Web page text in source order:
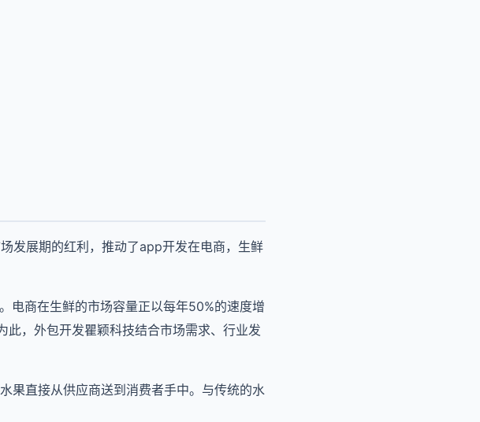
发展期的红利，推动了app开发在电商，生鲜
电商在生鲜的市场容量正以每年50%的速度增
，外包开发瞿颖科技结合市场需求、行业发
果直接从供应商送到消费者手中。与传统的水